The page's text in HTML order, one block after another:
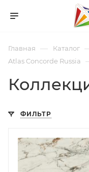
Главная — Каталог
Atlas Concorde Russia
ФИЛЬТР